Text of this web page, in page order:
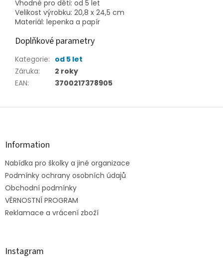
Vhodné pro děti: od 5 let
Velikost výrobku: 20,8 x 24,5 cm
Materiál: lepenka a papír
Doplňkové parametry
Kategorie: od 5 let
Záruka:
2 roky
EAN: 3700217378905
Z
Information
Nabídka pro školky a jiné organizace
Podmínky ochrany osobních údajů
Obchodní podmínky
VĚRNOSTNÍ PROGRAM
Reklamace a vrácení zboží
Instagram